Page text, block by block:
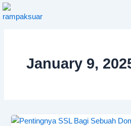
Skip
to
January 9,